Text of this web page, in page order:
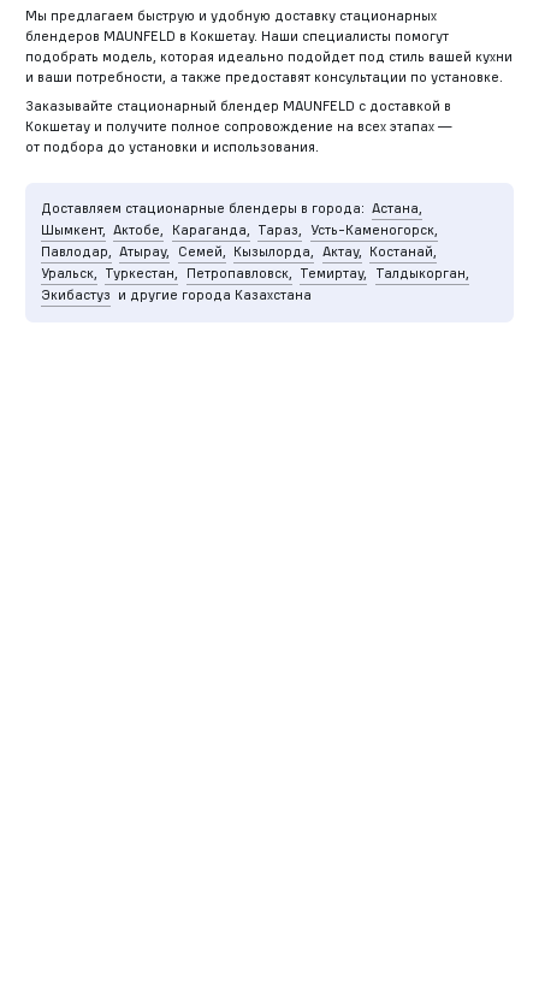
Мы предлагаем быструю и удобную доставку стационарных
блендеров MAUNFELD в Кокшетау. Наши специалисты помогут
подобрать модель, которая идеально подойдет под стиль вашей кухни
и ваши потребности, а также предоставят консультации по установке.
Заказывайте стационарный блендер MAUNFELD с доставкой в
Кокшетау и получите полное сопровождение на всех этапах —
от подбора до установки и использования.
Доставляем стационарные блендеры в города: Астана,
Шымкент, Актобе, Караганда, Тараз,
Усть-Каменогорск,
Павлодар,
Атырау, Семей, Кызылорда, Актау,
Костанай,
Уральск,
Туркестан, Петропавловск, Темиртау,
Талдыкорган,
Экибастуз и другие города Казахстана